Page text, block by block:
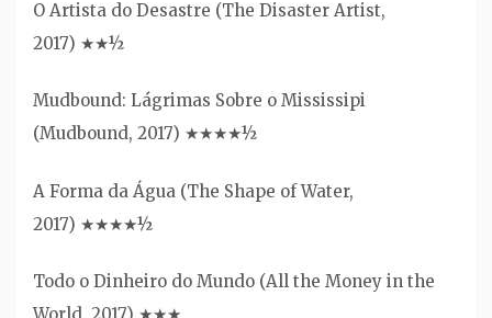
O Artista do Desastre (The Disaster Artist,
2017) ★★½
Mudbound: Lágrimas Sobre o Mississipi
(Mudbound, 2017) ★★★★½
A Forma da Água (The Shape of Water,
2017) ★★★★½
Todo o Dinheiro do Mundo (All the Money in the